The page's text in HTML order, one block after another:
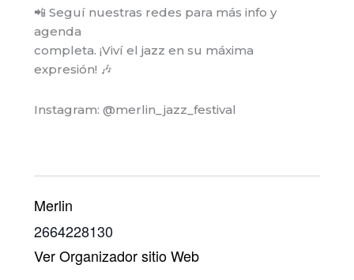
📲 Seguí nuestras redes para más info y
agenda
completa. ¡Viví el jazz en su máxima
expresión! 🎶
Instagram: @merlin_jazz_festival
Merlin
2664228130
Ver Organizador sitio Web